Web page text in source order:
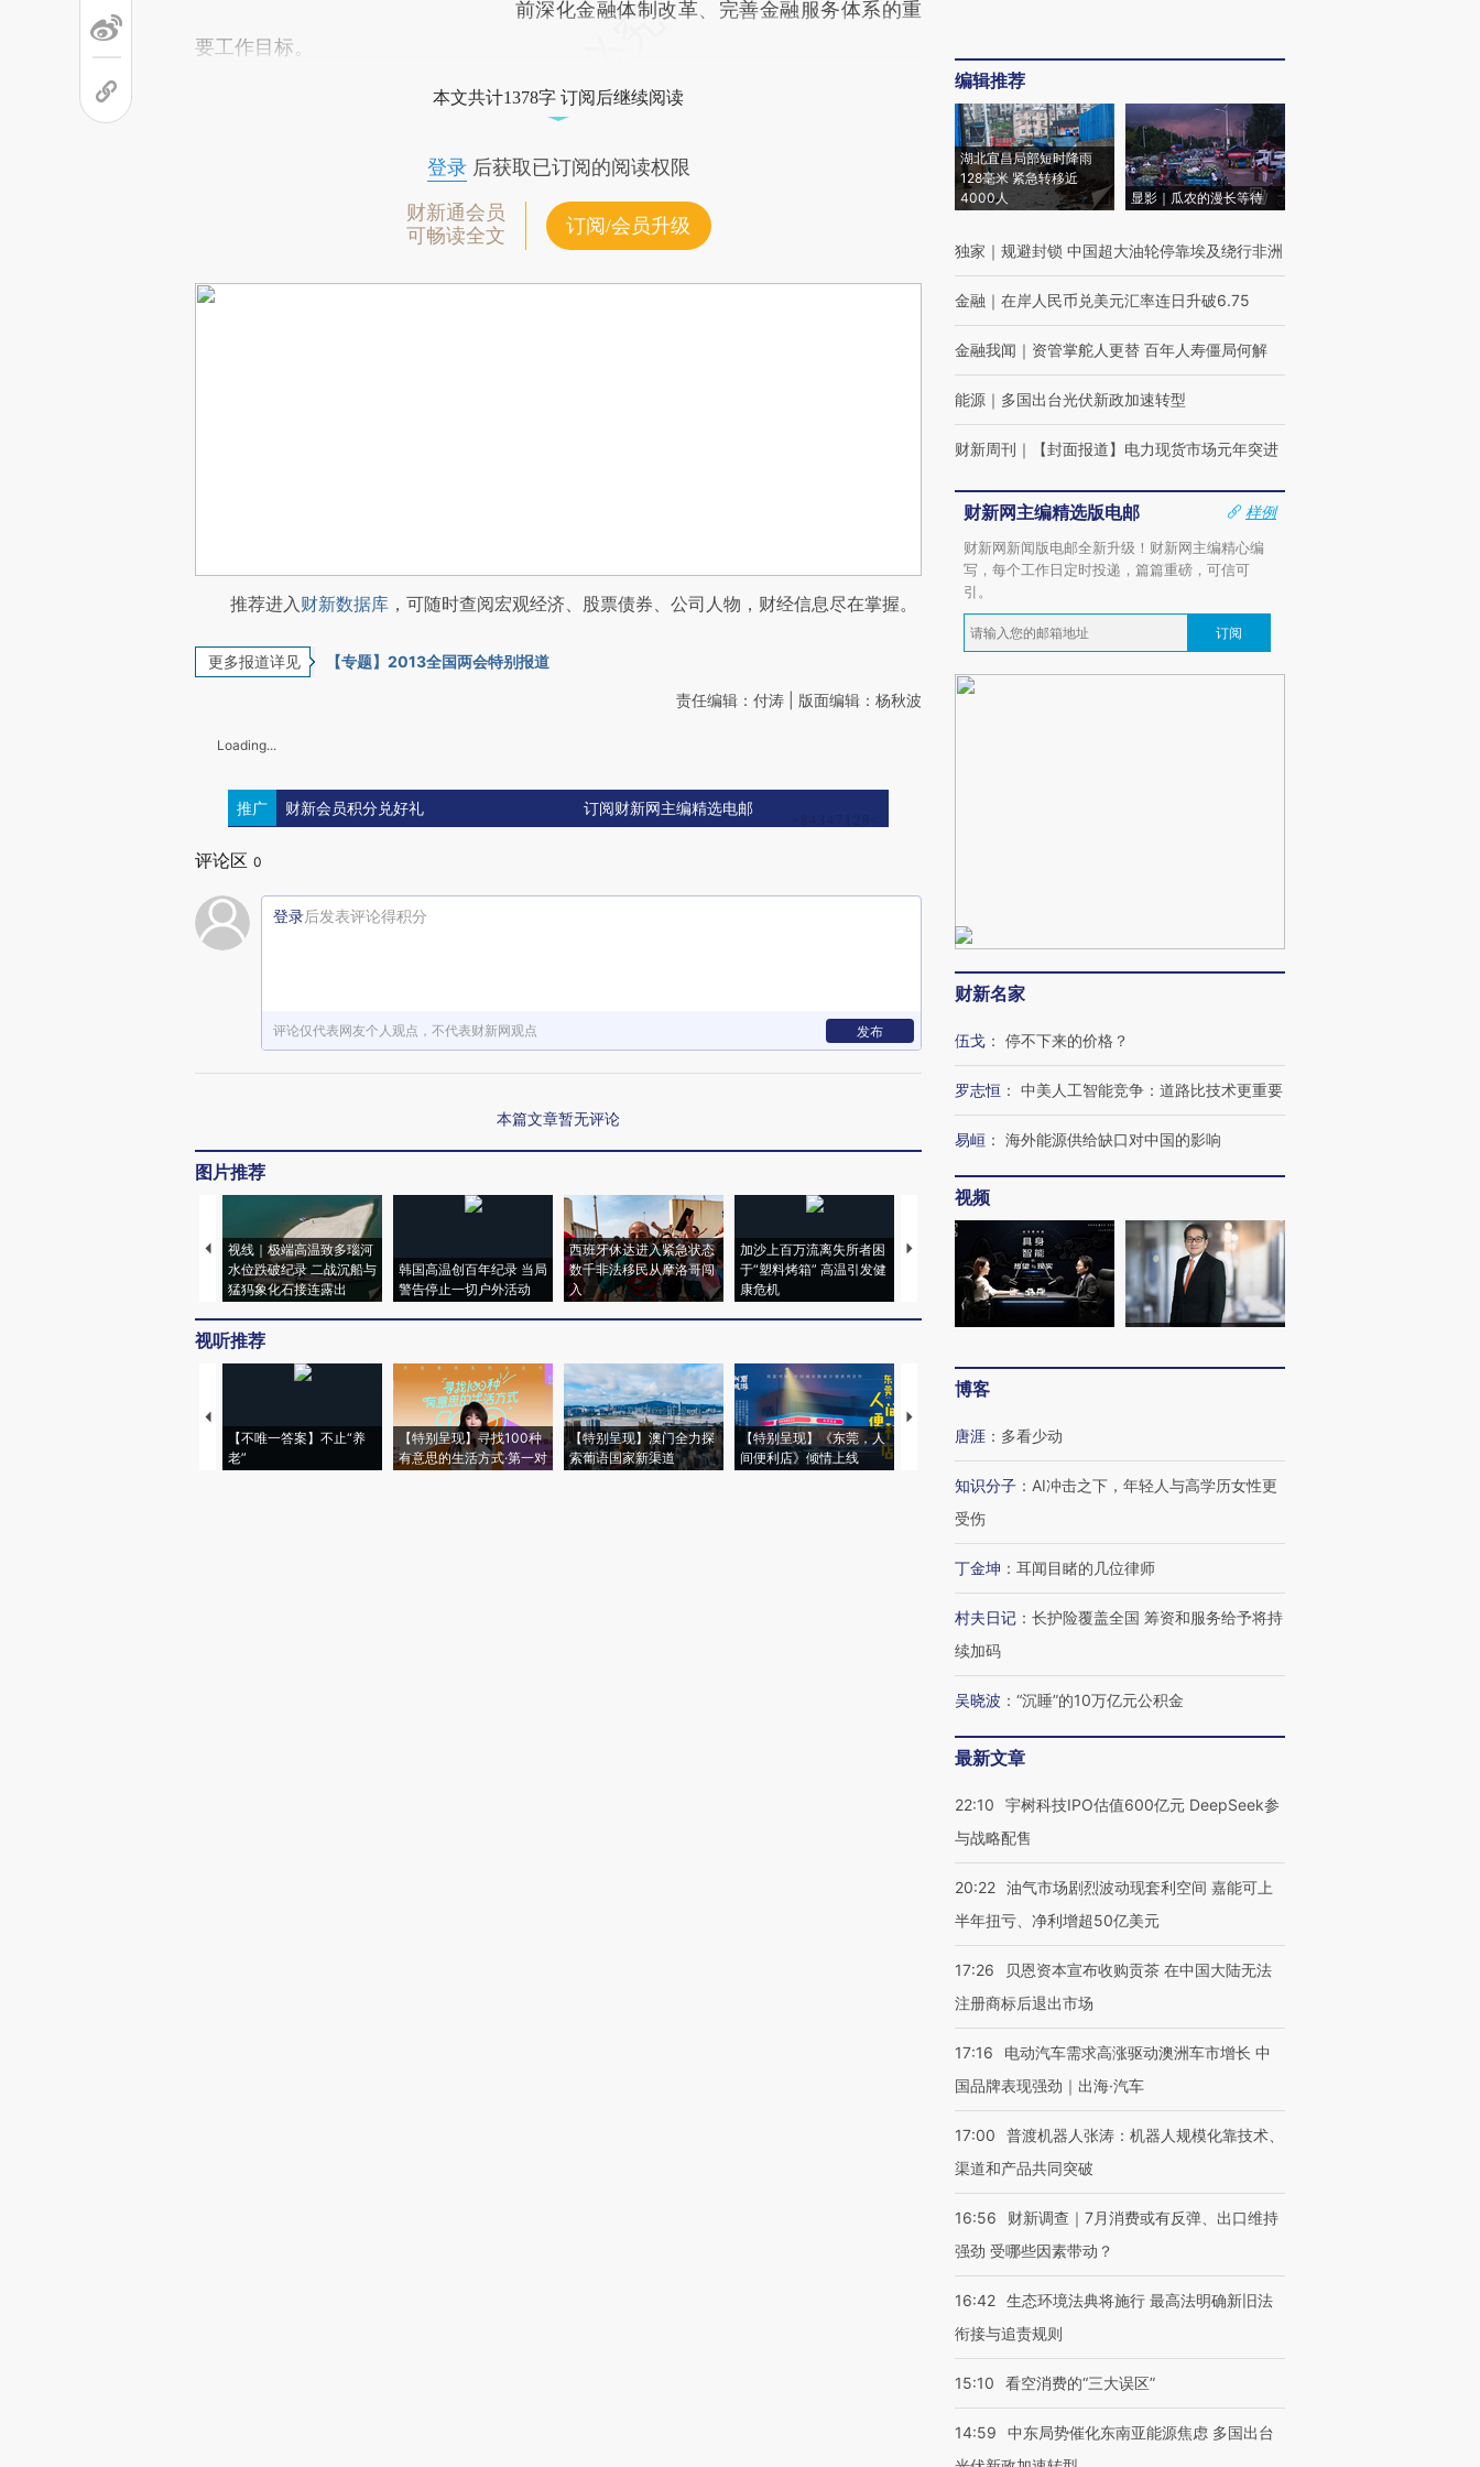
前深化金融体制改革、完善金融服务体系的重
要工作目标。
本文共计1378字 订阅后继续阅读
登录后获取已订阅的阅读权限
财新通会员
可畅读全文
订阅/会员升级
推荐进入财新数据库 ，可随时查阅宏观经济、股票债券、公司人物，财经信息尽在掌握。
更多报道详见 【专题】2013全国两会特别报道
责任编辑：付涛 | 版面编辑：杨秋波
Loading...
推广 财新会员积分兑好礼 订阅财新网主编精选电邮
评论区 0
登录后发表评论得积分
评论仅代表网友个人观点，不代表财新网观点 发布
本篇文章暂无评论
图片推荐
视线｜极端高温致多瑙河
水位跌破纪录 二战沉船与
猛犸象化石接连露出
韩国高温创百年纪录 当局
警告停止一切户外活动
西班牙休达进入紧急状态
数千非法移民从摩洛哥闯
入
加沙上百万流离失所者困
于“塑料烤箱” 高温引发健
康危机
视线｜HYROX的吸金
术：是什么让中产们甘
心“花钱找虐”？
马航飞行员跨国走私7万
粒摇头丸 尿检体内含3种
毒品
视线｜被称为“蟑螂”的印
育部长拱下台
视听推荐
【不唯一答案】不止“养
老”
【特别呈现】寻找100种
有意思的生活方式·第一对
【特别呈现】澳门全力探
索葡语国家新渠道
【特别呈现】《东莞，人
间便利店》倾情上线
【推广】走进第四届链博
会，让数智科技“链”接产
有意思的生活方式·第三对
住三大增长引擎是什么？
编辑推荐
湖北宜昌局部短时降雨
128毫米 紧急转移近
4000人
显影｜瓜农的漫长等待
独家 ｜ 规避封锁 中国超大油轮停靠埃及绕行非洲
金融 ｜ 在岸人民币兑美元汇率连日升破6.75
金融我闻 ｜ 资管掌舵人更替 百年人寿僵局何解
能源 ｜ 多国出台光伏新政加速转型
财新周刊 ｜ 【封面报道】电力现货市场元年突进
财新网主编精选版电邮
样例
财新网新闻版电邮全新升级！财新网主编精心编
写，每个工作日定时投递，篇篇重磅，可信可
引。
订阅
财新名家
伍戈 ： 停不下来的价格？
罗志恒 ： 中美人工智能竞争：道路比技术更重要
易峘 ： 海外能源供给缺口对中国的影响
视频
博客
唐涯 ： 多看少动
知识分子 ： AI冲击之下，年轻人与高学历女性更
受伤
丁金坤 ： 耳闻目睹的几位律师
村夫日记 ： 长护险覆盖全国 筹资和服务给予将持
续加码
吴晓波 ： “沉睡”的10万亿元公积金
最新文章
22:10
宇树科技IPO估值600亿元 DeepSeek参
与战略配售
20:22 油气市场剧烈波动现套利空间 嘉能可上
半年扭亏、净利增超50亿美元
17:26
贝恩资本宣布收购贡茶 在中国大陆无法
注册商标后退出市场
17:16
电动汽车需求高涨驱动澳洲车市增长 中
国品牌表现强劲｜出海·汽车
17:00
普渡机器人张涛：机器人规模化靠技术、
渠道和产品共同突破
16:56
财新调查｜7月消费或有反弹、出口维持
强劲 受哪些因素带动？
16:42 生态环境法典将施行 最高法明确新旧法
衔接与追责规则
15:10 看空消费的“三大误区”
14:59
中东局势催化东南亚能源焦虑 多国出台